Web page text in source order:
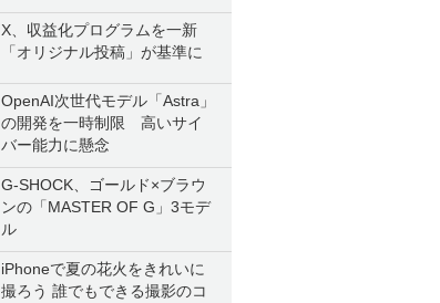
X、収益化プログラムを一新
「オリジナル投稿」が基準に
OpenAI次世代モデル「Astra」
の開発を一時制限 高いサイ
バー能力に懸念
G-SHOCK、ゴールド×ブラウ
ンの「MASTER OF G」3モデ
ル
iPhoneで夏の花火をきれいに
撮ろう 誰でもできる撮影のコ